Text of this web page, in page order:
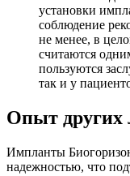
установки
соблюдение
не менее, в
считаются
пользуются
так и у
Опыт других
Импланты
надежностью, что